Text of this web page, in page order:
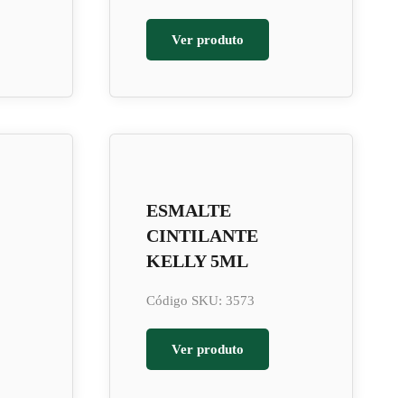
Ver produto
ESMALTE
CINTILANTE
KELLY 5ML
Código SKU: 3573
Ver produto